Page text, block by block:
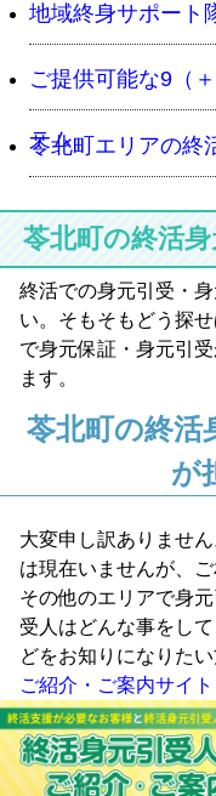
地域終身サポート
ご提供可能な9（
テム
苓北町エリアの終
苓北町の終活
終活での身元引受・
い。そもそもどう探
で身元保証・身元引
ます。
苓北町の終活
が
大変申し訳ありませ
は現在いませんが、
その他のエリアで身
受人はどんな事をし
どをお知りになりたい
ご紹介・ご案内サイト